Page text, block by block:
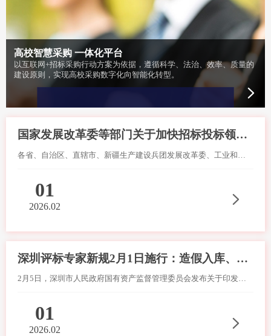
高校智慧采购 一体化平台
以互联网+招标采购行动方案为依据，遵循科学、法治、效率、质量的
建设原则，实现高校采购数字化向智能化转型。
国家发展改革委等部门关于加快招标投标领域人工智能推广应用的实施意见
01
2026.02
深圳评标专家新规2月1日施行：造假入库、泄密串标一律清退
2月5日，深圳市人民政府国有资产监督管理委员会发布关于印发《深圳市国有企业（集体企业）公共资源交易评标评审专家管理实施办法》的通知，明确评审专家分普通、资深两类，普通专家需满足8年从业、高级职称等条件（年龄不超65岁），资深专家年龄上限70岁。
01
2026.02